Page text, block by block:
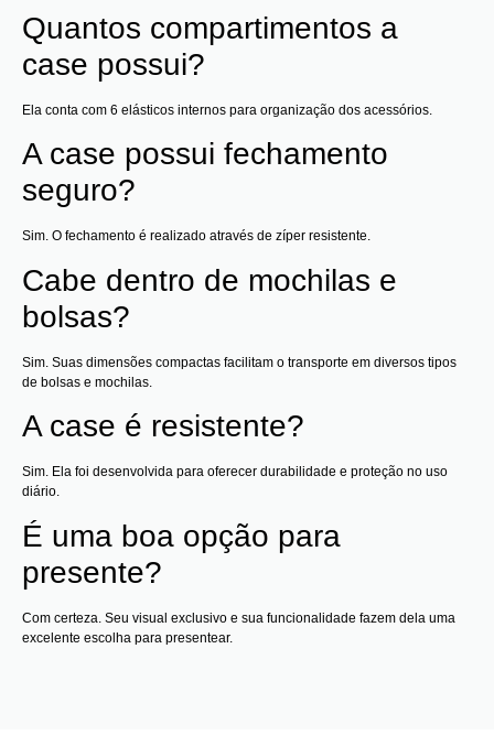
Quantos compartimentos a
case possui?
Ela conta com 6 elásticos internos para organização dos acessórios.
A case possui fechamento
seguro?
Sim. O fechamento é realizado através de zíper resistente.
Cabe dentro de mochilas e
bolsas?
Sim. Suas dimensões compactas facilitam o transporte em diversos tipos
de bolsas e mochilas.
A case é resistente?
Sim. Ela foi desenvolvida para oferecer durabilidade e proteção no uso
diário.
É uma boa opção para
presente?
Com certeza. Seu visual exclusivo e sua funcionalidade fazem dela uma
excelente escolha para presentear.